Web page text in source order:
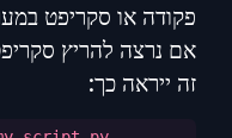
פקודה או סקריפט
זה ייראה כך: